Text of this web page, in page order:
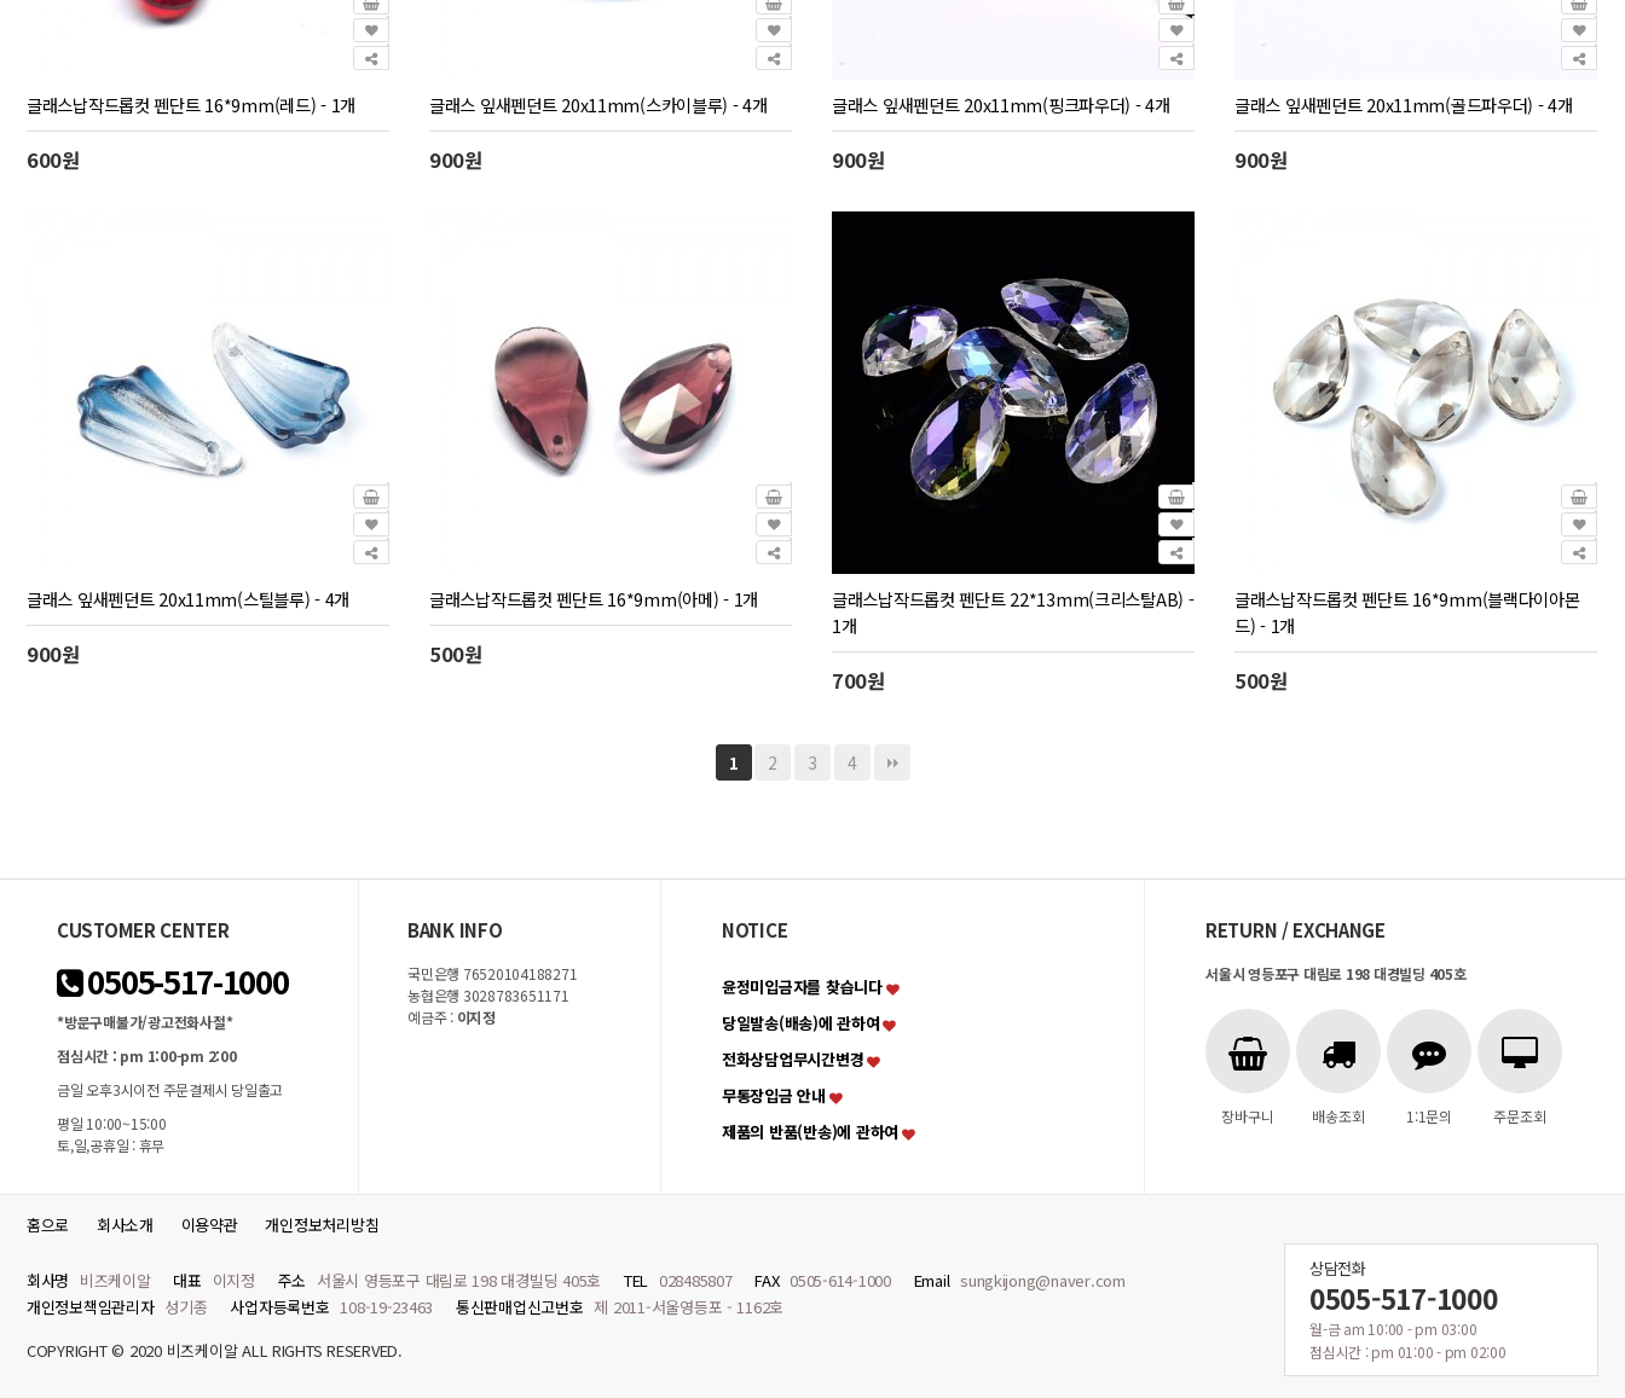
글래스납작드롭컷 펜단트 16*9mm(레드) - 1개
600원
글래스 잎새펜던트 20x11mm(스카이블루) - 4개
900원
글래스 잎새펜던트 20x11mm(핑크파우더) - 4개
900원
글래스 잎새펜던트 20x11mm(골드파우더) - 4개
900원
글래스 잎새펜던트 20x11mm(스틸블루) - 4개
900원
글래스납작드롭컷 펜단트 16*9mm(아메) - 1개
500원
글래스납작드롭컷 펜단트 22*13mm(크리스탈AB) -
1개
700원
글래스납작드롭컷 펜단트 16*9mm(블랙다이아몬
드) - 1개
500원
1 2 3 4
CUSTOMER CENTER
0505-517-1000
*방문구매불가/광고전화사절*
점심시간 : pm 1:00-pm 2:00
금일 오후3시이전 주문결제시 당일출고
평일 10:00~15:00
토,일,공휴일 : 휴무
BANK INFO
국민은행 76520104188271
농협은행 3028783651171
예금주 : 이지정
NOTICE
윤정미입금자를 찾습니다
당일발송(배송)에 관하여
전화상담업무시간변경
무통장입금 안내
제품의 반품(반송)에 관하여
RETURN / EXCHANGE
서울시 영등포구 대림로 198 대경빌딩 405호
장바구니 배송조회 1:1문의 주문조회
홈으로 회사소개 이용약관 개인정보처리방침
회사명 비즈케이알 대표 이지정 주소 서울시 영등포구 대림로 198 대경빌딩 405호 TEL 028485807 FAX 0505-614-1000 Email sungkijong@naver.com
개인정보책임관리자 성기종 사업자등록번호 108-19-23463 통신판매업신고번호 제 2011-서울영등포 - 1162호
COPYRIGHT © 2020 비즈케이알 ALL RIGHTS RESERVED.
상담전화
0505-517-1000
월-금 am 10:00 - pm 03:00
점심시간 : pm 01:00 - pm 02:00